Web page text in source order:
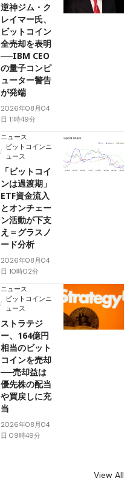
逆神ジム・ク
レイマー氏、
ビットコイン
全売却を表明
──IBM CEO
の量子コンピ
ューター警告
が発端
2026年08月04
日 11時49分
ニュース
ビットコインニ
ュース
「ビットコイ
ンは過渡期」
ETF資金流入
とオンチェー
ン活動が下支
え＝グラスノ
ード分析
2026年08月04
日 10時02分
ニュース
ビットコインニ
ュース
ストラテジ
ー、164億円
相当のビット
コインを売却
──売却益は
優先株の配当
や買戻しに充
当
2026年08月04
日 09時49分
View All